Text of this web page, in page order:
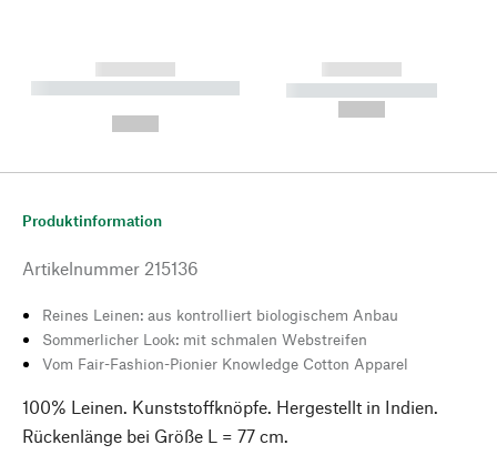
------------
----------- ----------- --------
------------
----------- -----------
Produktinformation
Artikelnummer 215136
Reines Leinen: aus kontrolliert biologischem Anbau
Sommerlicher Look: mit schmalen Webstreifen
Vom Fair-Fashion-Pionier Knowledge Cotton Apparel
100% Leinen. Kunststoffknöpfe. Hergestellt in Indien.
Rückenlänge bei Größe L = 77 cm.